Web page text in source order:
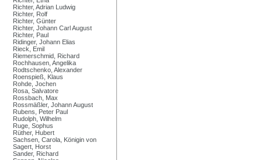
Richter, Adrian Ludwig
Richter, Rolf
Richter, Günter
Richter, Johann Carl August
Richter, Paul
Ridinger, Johann Elias
Rieck, Emil
Riemerschmid, Richard
Rochhausen, Angelika
Rodtschenko, Alexander
Roenspieß, Klaus
Rohde, Jochen
Rosa, Salvatore
Rossbach, Max
Rossmäßler, Johann August
Rubens, Peter Paul
Rudolph, Wilhelm
Ruge, Sophus
Rüther, Hubert
Sachsen, Carola, Königin von
Sagert, Horst
Sander, Richard